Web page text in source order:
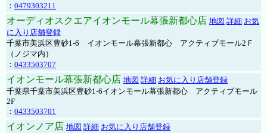
： 0479303211
オーディオスクエアイオンモール幕張新都心店 地図 詳細 お気
に入り店舗登録
千葉市美浜区豊砂1-6 イオンモール幕張新都心 アクティブモール2Ｆ
（ノジマ内）
： 0433503707
イオンモール幕張新都心店 地図 詳細 お気に入り店舗登録
千葉県千葉市美浜区豊砂1-6イオンモール幕張新都心 アクティブモール
2F
： 0433503701
イオンノア店 地図 詳細 お気に入り店舗登録